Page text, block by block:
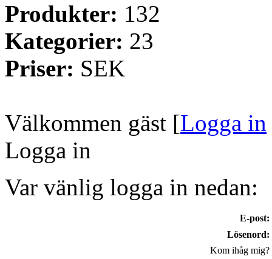
Produkter: 132
Kategorier: 23
Priser: SEK
Välkommen gäst [Logga in
Logga in
Var vänlig logga in nedan:
E-post:
Lösenord:
Kom ihåg mig?